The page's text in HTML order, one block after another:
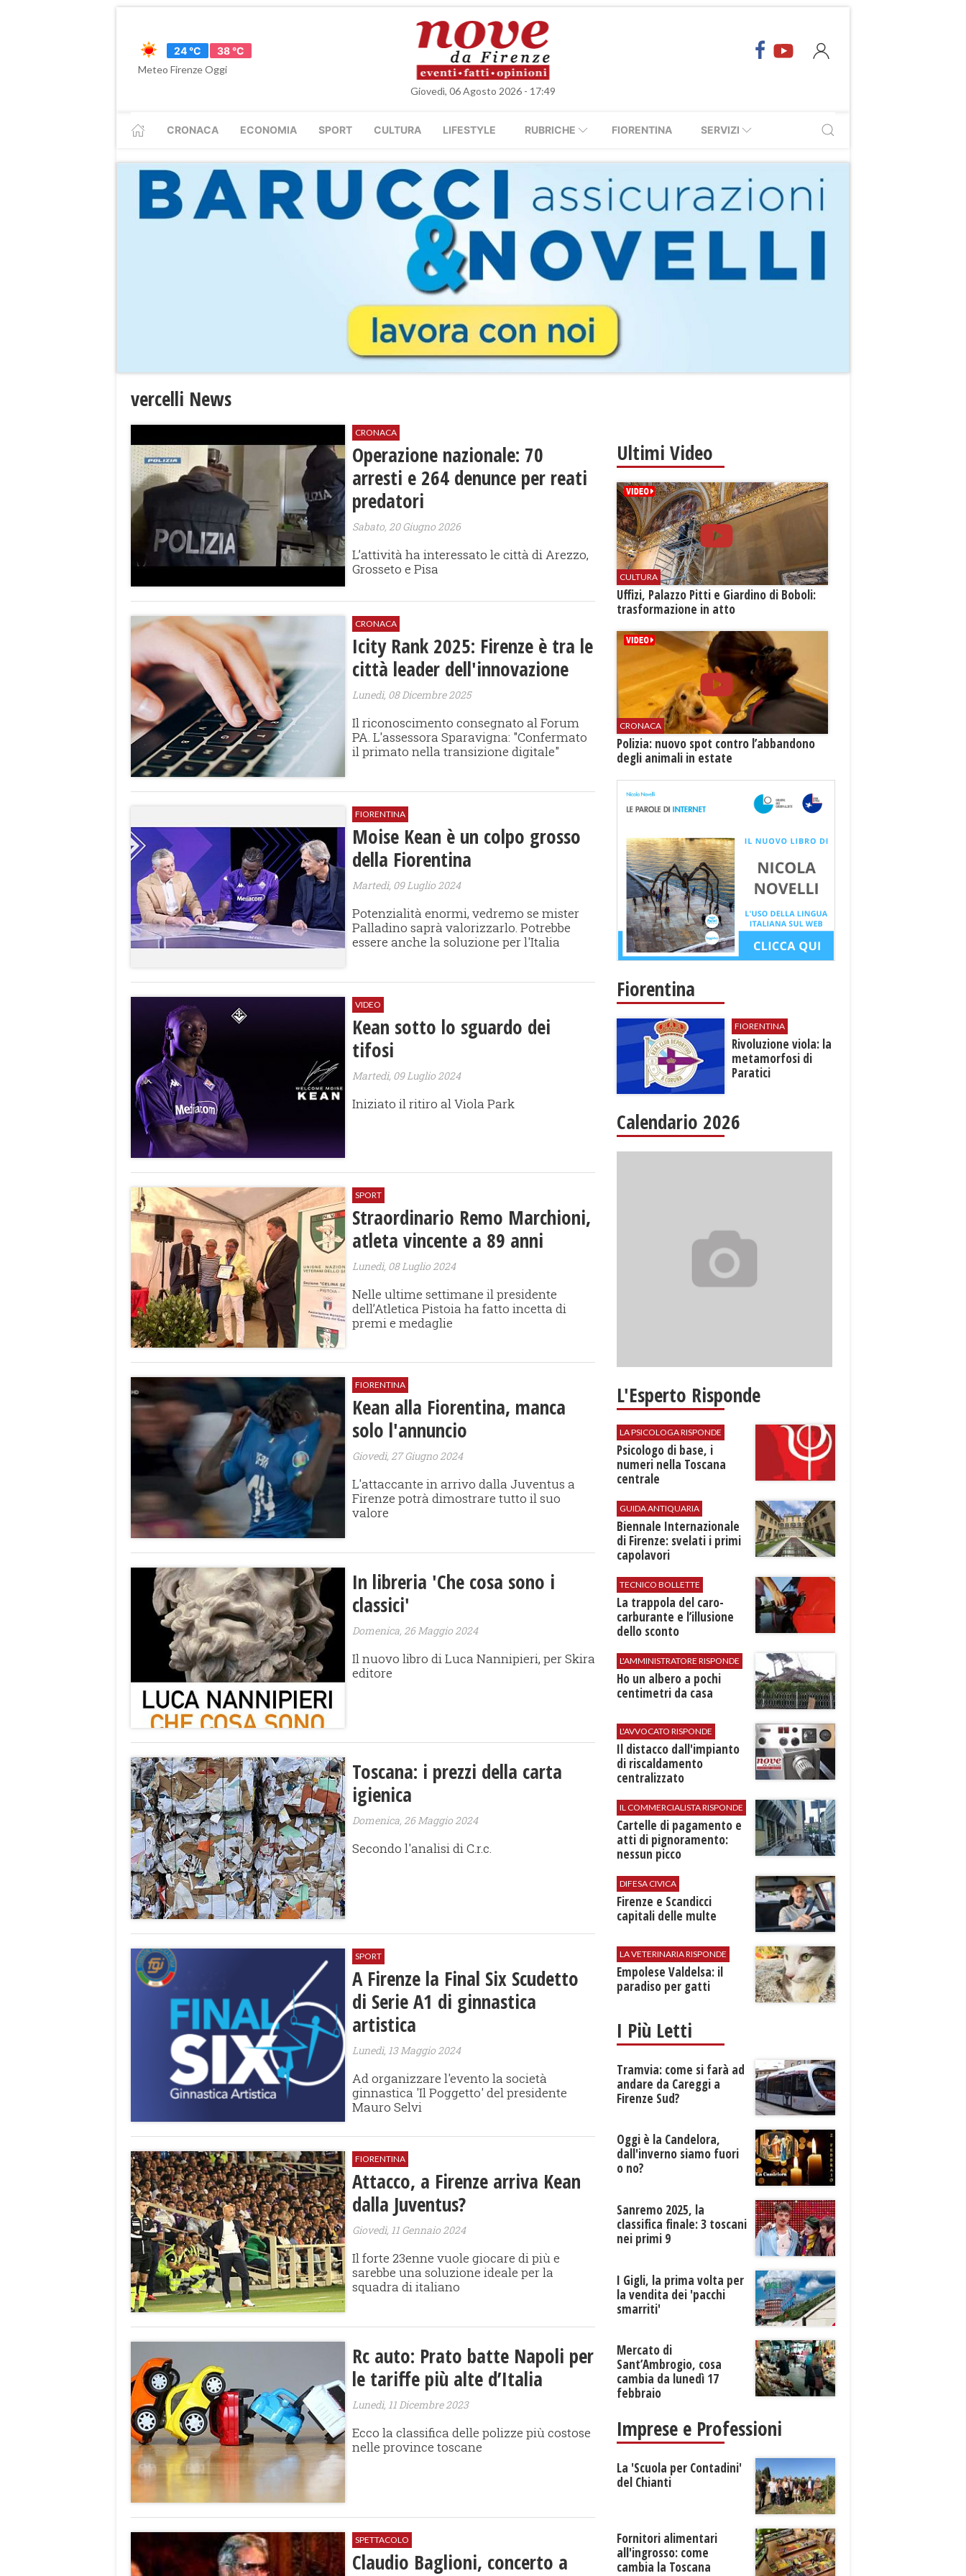
24 °C
38 °C
Meteo Firenze Oggi
Giovedì, 06 Agosto 2026 - 17:49
CRONACA ECONOMIA SPORT CULTURA LIFESTYLE RUBRICHE FIORENTINA SERVIZI
vercelli News
CRONACA
Operazione nazionale: 70
arresti e 264 denunce per reati
predatori
Sabato, 20 Giugno 2026
L’attività ha interessato le città di Arezzo,
Grosseto e Pisa
CRONACA
Icity Rank 2025: Firenze è tra le
città leader dell'innovazione
Lunedì, 08 Dicembre 2025
Il riconoscimento consegnato al Forum
PA. L'assessora Sparavigna: "Confermato
il primato nella transizione digitale"
FIORENTINA
Moise Kean è un colpo grosso
della Fiorentina
Martedì, 09 Luglio 2024
Potenzialità enormi, vedremo se mister
Palladino saprà valorizzarlo. Potrebbe
essere anche la soluzione per l'Italia
VIDEO
Kean sotto lo sguardo dei
tifosi
Martedì, 09 Luglio 2024
Iniziato il ritiro al Viola Park
SPORT
Straordinario Remo Marchioni,
atleta vincente a 89 anni
Lunedì, 08 Luglio 2024
Nelle ultime settimane il presidente
dell’Atletica Pistoia ha fatto incetta di
premi e medaglie
FIORENTINA
Kean alla Fiorentina, manca
solo l'annuncio
Giovedì, 27 Giugno 2024
L'attaccante in arrivo dalla Juventus a
Firenze potrà dimostrare tutto il suo
valore
In libreria 'Che cosa sono i
classici'
Domenica, 26 Maggio 2024
Il nuovo libro di Luca Nannipieri, per Skira
editore
Toscana: i prezzi della carta
igienica
Domenica, 26 Maggio 2024
Secondo l'analisi di C.r.c.
SPORT
A Firenze la Final Six Scudetto
di Serie A1 di ginnastica
artistica
Lunedì, 13 Maggio 2024
Ad organizzare l'evento la società
ginnastica 'Il Poggetto' del presidente
Mauro Selvi
FIORENTINA
Attacco, a Firenze arriva Kean
dalla Juventus?
Giovedì, 11 Gennaio 2024
Il forte 23enne vuole giocare di più e
sarebbe una soluzione ideale per la
squadra di italiano
Rc auto: Prato batte Napoli per
le tariffe più alte d’Italia
Lunedì, 11 Dicembre 2023
Ecco la classifica delle polizze più costose
nelle province toscane
SPETTACOLO
Claudio Baglioni, concerto a
Ultimi Video
CULTURA
Uffizi, Palazzo Pitti e Giardino di Boboli:
trasformazione in atto
CRONACA
Polizia: nuovo spot contro l’abbandono
degli animali in estate
Fiorentina
FIORENTINA
​Rivoluzione viola: la
metamorfosi di
Paratici
Calendario 2026
L'Esperto Risponde
LA PSICOLOGA RISPONDE
Psicologo di base, i
numeri nella Toscana
centrale
GUIDA ANTIQUARIA
Biennale Internazionale
di Firenze: svelati i primi
capolavori
TECNICO BOLLETTE
​La trappola del caro-
carburante e l’illusione
dello sconto
L'AMMINISTRATORE RISPONDE
Ho un albero a pochi
centimetri da casa
L'AVVOCATO RISPONDE
Il distacco dall'impianto
di riscaldamento
centralizzato
IL COMMERCIALISTA RISPONDE
Cartelle di pagamento e
atti di pignoramento:
nessun picco
DIFESA CIVICA
Firenze e Scandicci
capitali delle multe
LA VETERINARIA RISPONDE
Empolese Valdelsa: il
paradiso per gatti
I Più Letti
Tramvia: come si farà ad
andare da Careggi a
Firenze Sud?
Oggi è la Candelora,
dall'inverno siamo fuori
o no?
Sanremo 2025, la
classifica finale: 3 toscani
nei primi 9
I Gigli, la prima volta per
la vendita dei 'pacchi
smarriti'
Mercato di
Sant’Ambrogio, cosa
cambia da lunedì 17
febbraio
Imprese e Professioni
La 'Scuola per Contadini'
del Chianti
Fornitori alimentari
all'ingrosso: come
cambia la Toscana